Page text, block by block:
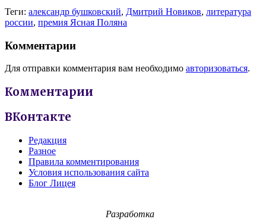
Теги: александр бушковский, Дмитрий Новиков, литература
россии, премия Ясная Поляна
Комментарии
Для отправки комментария вам необходимо авторизоваться.
Комментарии
ВКонтакте
Редакция
Разное
Правила комментирования
Условия использования сайта
Блог Лицея
Разработка